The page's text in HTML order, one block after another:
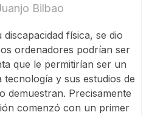
Bilbao
discapacidad física, se dio
ordenadores podrían ser
que le permitirían ser un
tecnología y sus estudios de
demuestran. Precisamente
comenzó con un primer